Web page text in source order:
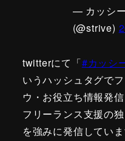
— カッシー
(@strive)
twitterにて「#カッシ
いうハッシュタグで
ウ・お役立ち情報発
フリーランス支援の
を強みに発信してい